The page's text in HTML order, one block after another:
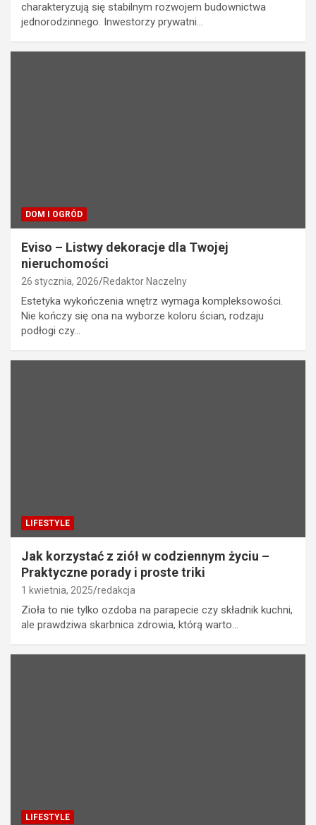
charakteryzują się stabilnym rozwojem budownictwa
jednorodzinnego. Inwestorzy prywatni…
DOM I OGRÓD
Eviso – Listwy dekoracje dla Twojej
nieruchomości
26 stycznia, 2026 Redaktor Naczelny
Estetyka wykończenia wnętrz wymaga kompleksowości.
Nie kończy się ona na wyborze koloru ścian, rodzaju
podłogi czy…
LIFESTYLE
Jak korzystać z ziół w codziennym życiu –
Praktyczne porady i proste triki
1 kwietnia, 2025 redakcja
Zioła to nie tylko ozdoba na parapecie czy składnik kuchni,
ale prawdziwa skarbnica zdrowia, którą warto…
LIFESTYLE